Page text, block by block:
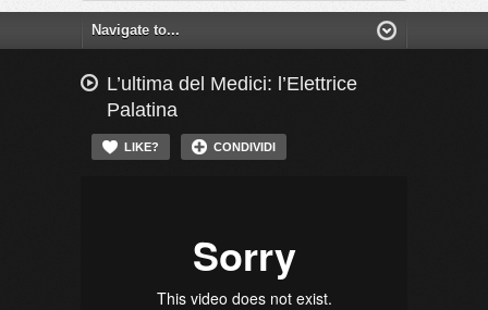
L’ultima del Medici: l’Elettrice
Palatina
LIKE? CONDIVIDI